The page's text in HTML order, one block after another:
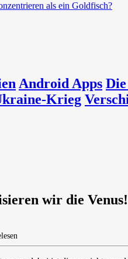
als ein Goldfisch?
Android Apps
Krieg
wir die Venus!